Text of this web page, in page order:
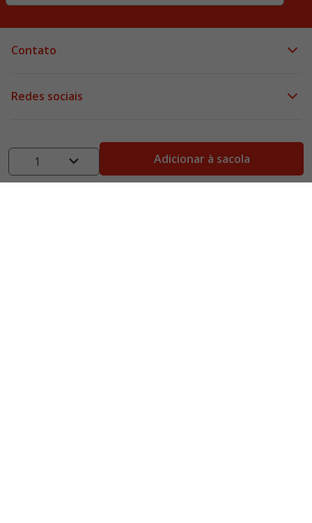
1 Adicionar à sacola
Contato
Redes sociais
Ajuda e suporte